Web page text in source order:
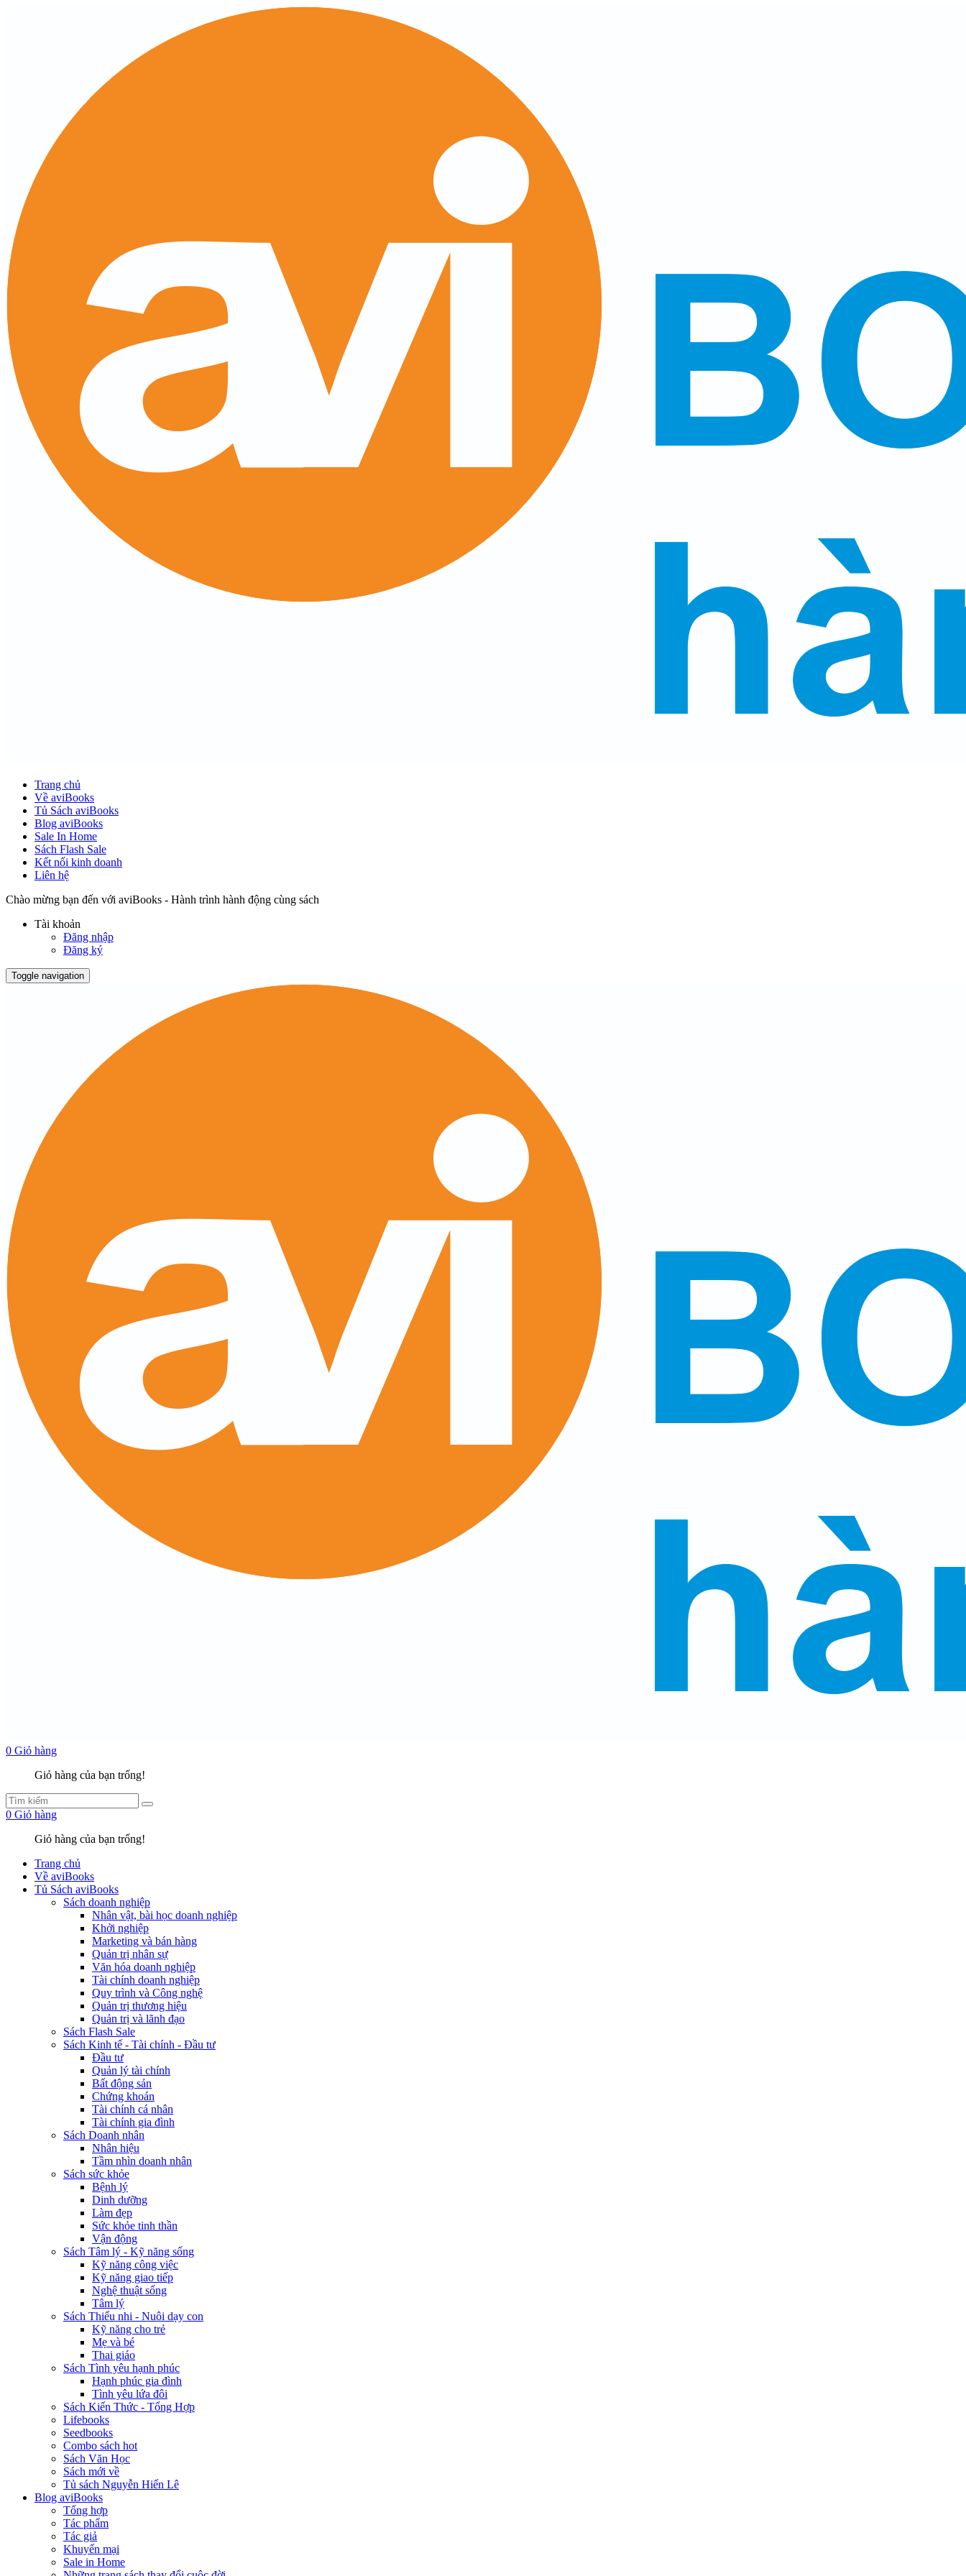
Trang chủ
Về aviBooks
Tủ Sách aviBooks
Blog aviBooks
Sale In Home
Sách Flash Sale
Kết nối kinh doanh
Liên hệ
Chào mừng bạn đến với aviBooks - Hành trình hành động cùng sách
Tài khoản
Đăng nhập
Đăng ký
Toggle navigation
0 Giỏ hàng
Giỏ hàng của bạn trống!
0 Giỏ hàng
Giỏ hàng của bạn trống!
Trang chủ
Về aviBooks
Tủ Sách aviBooks
Sách doanh nghiệp
Nhân vật, bài học doanh nghiệp
Khởi nghiệp
Marketing và bán hàng
Quản trị nhân sự
Văn hóa doanh nghiệp
Tài chính doanh nghiệp
Quy trình và Công nghệ
Quản trị thương hiệu
Quản trị và lãnh đạo
Sách Flash Sale
Sách Kinh tế - Tài chính - Đầu tư
Đầu tư
Quản lý tài chính
Bất động sản
Chứng khoán
Tài chính cá nhân
Tài chính gia đình
Sách Doanh nhân
Nhân hiệu
Tầm nhìn doanh nhân
Sách sức khỏe
Bệnh lý
Dinh dưỡng
Làm đẹp
Sức khỏe tinh thần
Vận động
Sách Tâm lý - Kỹ năng sống
Kỹ năng công việc
Kỹ năng giao tiếp
Nghệ thuật sống
Tâm lý
Sách Thiếu nhi - Nuôi dạy con
Kỹ năng cho trẻ
Mẹ và bé
Thai giáo
Sách Tình yêu hạnh phúc
Hạnh phúc gia đình
Tình yêu lứa đôi
Sách Kiến Thức - Tổng Hợp
Lifebooks
Seedbooks
Combo sách hot
Sách Văn Học
Sách mới về
Tủ sách Nguyễn Hiến Lê
Blog aviBooks
Tổng hợp
Tác phẩm
Tác giả
Khuyến mại
Sale in Home